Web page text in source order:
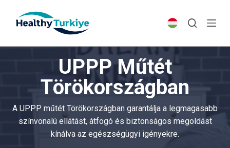
p
n
UPPP Műtét
Törökországban
A UPPP műtét Törökországban garantálja a legmagasabb
színvonalú ellátást, átfogó és biztonságos megoldást
kínálva az egészségügyi igényekre.